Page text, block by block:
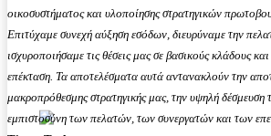
οικοσυστήματος και υλοποίησης στρατηγικών
Επιτύχαμε συνεχή αύξηση εσόδων, διευρύναμε την
ισχυροποιήσαμε τις θέσεις μας σε βασικούς κλάδους
επέκταση. Τα αποτελέσματα αυτά αντανακλούν την
μακροπρόθεσμης στρατηγικής μας, την υψηλή δέσμευση
εμπιστοσύνη των πελατών, των συνεργατών και των